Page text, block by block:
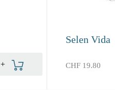
+
Selen Vida
CHF19.80